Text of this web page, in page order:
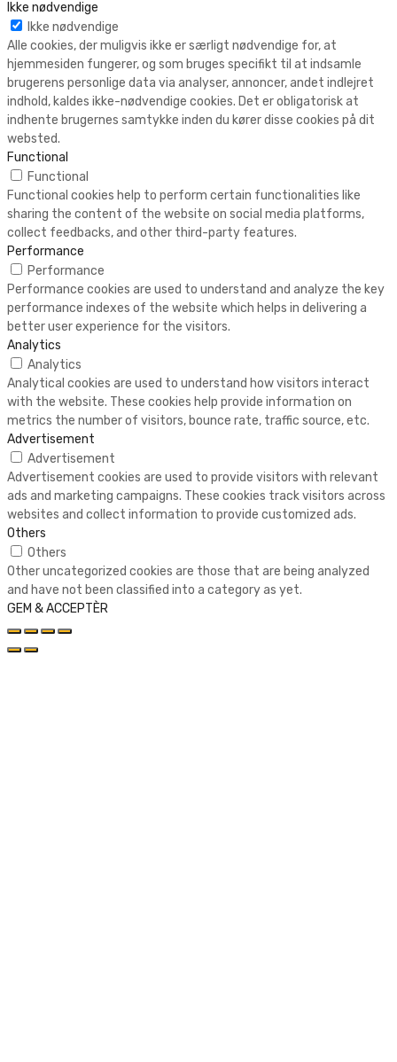
Ikke nødvendige
Ikke nødvendige
Alle cookies, der muligvis ikke er særligt nødvendige for, at
hjemmesiden fungerer, og som bruges specifikt til at indsamle
brugerens personlige data via analyser, annoncer, andet indlejret
indhold, kaldes ikke-nødvendige cookies. Det er obligatorisk at
indhente brugernes samtykke inden du kører disse cookies på dit
websted.
Functional
Functional
Functional cookies help to perform certain functionalities like
sharing the content of the website on social media platforms,
collect feedbacks, and other third-party features.
Performance
Performance
Performance cookies are used to understand and analyze the key
performance indexes of the website which helps in delivering a
better user experience for the visitors.
Analytics
Analytics
Analytical cookies are used to understand how visitors interact
with the website. These cookies help provide information on
metrics the number of visitors, bounce rate, traffic source, etc.
Advertisement
Advertisement
Advertisement cookies are used to provide visitors with relevant
ads and marketing campaigns. These cookies track visitors across
websites and collect information to provide customized ads.
Others
Others
Other uncategorized cookies are those that are being analyzed
and have not been classified into a category as yet.
GEM & ACCEPTÈR